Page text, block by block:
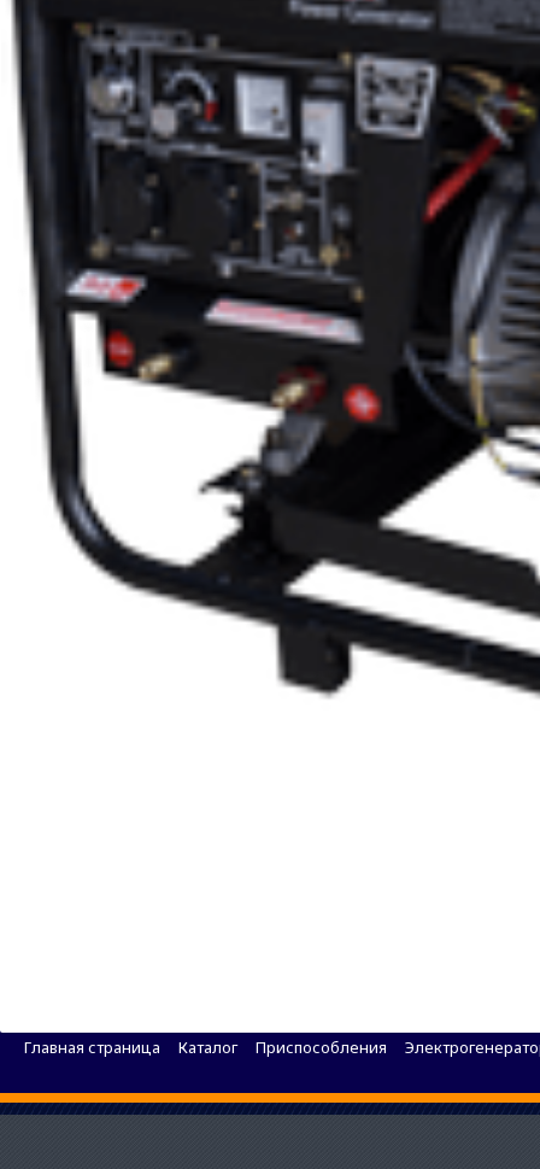
Главная страница Каталог Приспособления